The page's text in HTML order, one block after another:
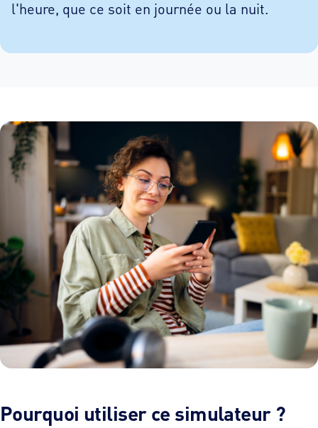
l'heure, que ce soit en journée ou la nuit.
Pourquoi utiliser ce simulateur ?